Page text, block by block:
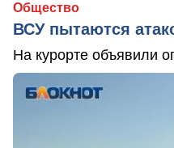
Общество
ВСУ пытаются
На курорте объявили